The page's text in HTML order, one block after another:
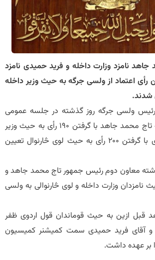
نامزد وزارت داخله و فرید حمیدی نامزد
رأی اعتماد از ولسی جرگه به حیث وزیر داخله
شدند.
رئیس ولسی جرگه روز گذشته در جلسه عمومی
ولسی جرگه گفت که تاج محمد جاهد با گرفتن ۱۹۰ رأی به حیث وزیر
داخله و فرید حمیدی با گرفتن ۲۰۰ رأی به حیث لوی څارنوال تعیین
معاون دوم رئیس جمهور تاج محمد جاهد و
نامزدان وزارت داخله و لوی څارنوالی به ولسی
قبل ازین به حیث قوماندان قول اردوی ظفر
و آقای فرید حمیدی سمت کمیشنر کمیسیون
عهده داشت.